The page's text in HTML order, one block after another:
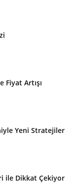
Fiyat Artışı
Yeni Stratejiler
ile Dikkat Çekiyor